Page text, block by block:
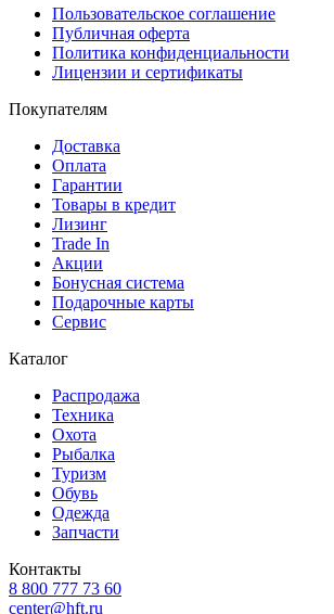
Пользовательское соглашение
Публичная оферта
Политика конфиденциальности
Лицензии и сертификаты
Покупателям
Доставка
Оплата
Гарантии
Товары в кредит
Лизинг
Trade In
Акции
Бонусная система
Подарочные карты
Сервис
Каталог
Распродажа
Техника
Охота
Рыбалка
Туризм
Обувь
Одежда
Запчасти
Контакты
8 800 777 73 60
center@hft.ru